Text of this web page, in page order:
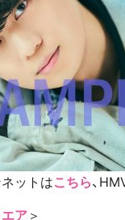
ットはこちら、
ア＞